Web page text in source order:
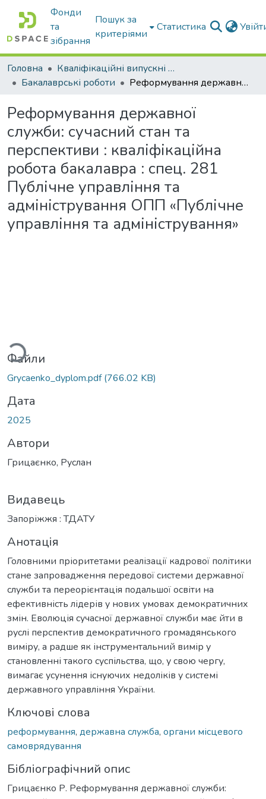
Фонди
та
зібрання
Пошук за
критеріями
Статистика
Головна
Кваліфікаційні випускні роботи бакалаврів і магістрів
Бакалаврські роботи
Реформування державної служби: сучасний стан та перспективи : кваліфікаційна робота бакалавра : спец. 281 Публічне управління та адміністрування ОПП «Публічне управління та адміністрування»
Реформування державної
служби: сучасний стан та
перспективи : кваліфікаційна
робота бакалавра : спец. 281
Публічне управління та
адміністрування ОПП «Публічне
управління та адміністрування»
Файли
Grycaenko_dyplom.pdf(766.02 KB)
Дата
2025
Автори
Грицаєнко, Руслан
Видавець
Запоріжжя : ТДАТУ
Анотація
Головними пріоритетами реалізації кадрової політики
стане запровадження передової системи державної
служби та переорієнтація подальшої освіти на
ефективність лідерів у нових умовах демократичних
змін. Еволюція сучасної державної служби має йти в
руслі перспектив демократичного громадянського
виміру, а радше як інструментальний вимір у
становленні такого суспільства, що, у свою чергу,
вимагає усунення існуючих недоліків у системі
державного управління України.
Ключові слова
реформування, державна служба, органи місцевого
самоврядування
Бібліографічний опис
Грицаєнко Р. Реформування державної служби: